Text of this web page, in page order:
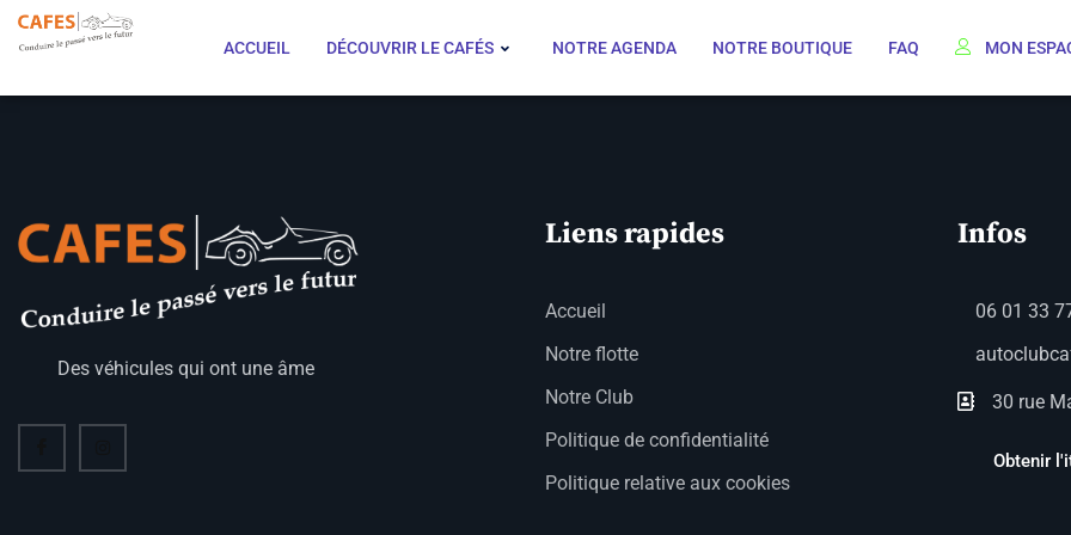
ACCUEIL DÉCOUVRIR LE CAFÉS NOTRE AGENDA NOTRE BOUTIQUE FAQ MON
Des véhicules qui ont une âme
Liens rapides
Accueil
Notre flotte
Notre Club
Politique de confidentialité
Politique relative aux cookies
Infos
06 01 33
30 rue
Obtenir